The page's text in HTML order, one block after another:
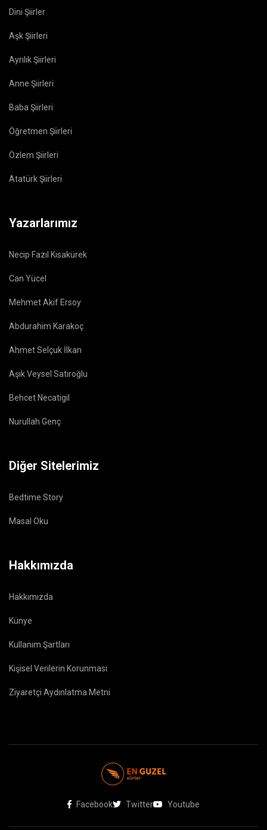
Dini Şiirler
Aşk Şiirleri
Ayrılık Şiirleri
Anne Şiirleri
Baba Şiirleri
Öğretmen Şiirleri
Özlem Şiirleri
Atatürk Şiirleri
Yazarlarımız
Necip Fazıl Kısakürek
Can Yücel
Mehmet Akif Ersoy
Abdurahim Karakoç
Ahmet Selçuk İlkan
Aşık Veysel Satıroğlu
Behcet Necatigil
Nurullah Genç
Diğer Sitelerimiz
Bedtime Story
Masal Oku
Hakkımızda
Hakkımızda
Künye
Kullanım Şartları
Kişisel Verilerin Korunması
Ziyaretçi Aydınlatma Metni
Facebook Twitter Youtube